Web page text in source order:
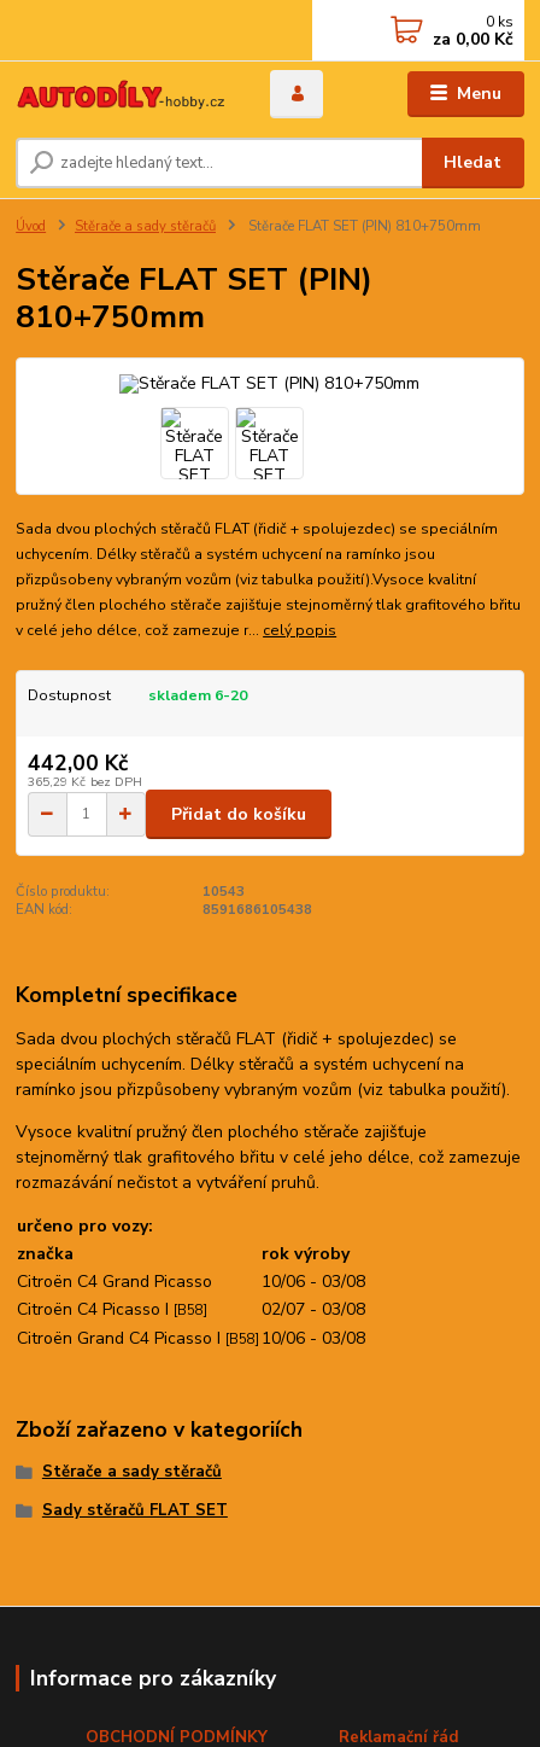
Menu
Hledat
0 ks
za 0,00 Kč
Úvod Stěrače a sady stěračů Stěrače FLAT SET (PIN) 810+750mm
Stěrače FLAT SET (PIN)
810+750mm
Sada dvou plochých stěračů FLAT (řidič + spolujezdec) se speciálním
uchycením. Délky stěračů a systém uchycení na ramínko jsou
přizpůsobeny vybraným vozům (viz tabulka použití).Vysoce kvalitní
pružný člen plochého stěrače zajišťuje stejnoměrný tlak grafitového břitu
v celé jeho délce, což zamezuje r... celý popis
Dostupnost skladem 6-20
442,00 Kč
365,29 Kč bez DPH
Přidat do košíku
Číslo produktu:
10543
EAN kód:
8591686105438
Kompletní specifikace
Sada dvou plochých stěračů FLAT (řidič + spolujezdec) se
speciálním uchycením. Délky stěračů a systém uchycení na
ramínko jsou přizpůsobeny vybraným vozům (viz tabulka použití).
Vysoce kvalitní pružný člen plochého stěrače zajišťuje
stejnoměrný tlak grafitového břitu v celé jeho délce, což zamezuje
rozmazávání nečistot a vytváření pruhů.
určeno pro vozy:
značka
rok výroby
Citroën C4 Grand Picasso
10/06 - 03/08
Citroën C4 Picasso I [B58]
02/07 - 03/08
Citroën Grand C4 Picasso I [B58] 10/06 - 03/08
Zboží zařazeno v kategoriích
Stěrače a sady stěračů
Sady stěračů FLAT SET
Informace pro zákazníky
OBCHODNÍ PODMÍNKY
Reklamační řád